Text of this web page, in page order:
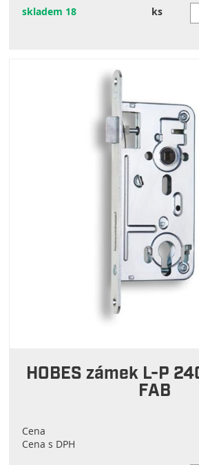
skladem 18 ks
HOBES zámek L-P
FAB
Cena
Cena s DPH